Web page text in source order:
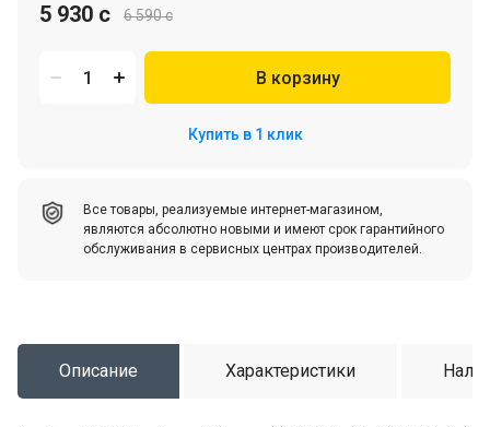
6 590 c
5 930 c
В корзину
Купить в 1 клик
Все товары, реализуемые интернет-магазином,
являются абсолютно новыми и имеют срок гарантийного
обслуживания в сервисных центрах производителей.
Описание Характеристики